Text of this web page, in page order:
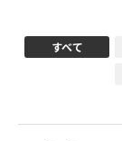
すべて